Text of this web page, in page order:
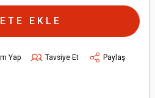
EKLE
Yap Tavsiye Et
Paylaş